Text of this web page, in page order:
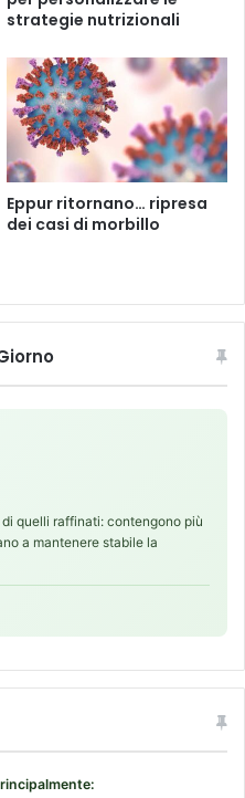
strategie nutrizionali
Eppur ritornano… ripresa
dei casi di morbillo
quelli raffinati: contengono più
a mantenere stabile la